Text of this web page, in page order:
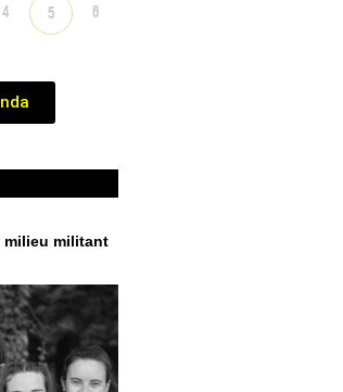
4 5 6
milieu militant